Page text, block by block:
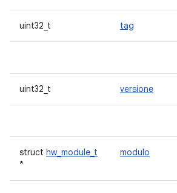
uint32_t tag
uint32_t versione
struct hw_module_t
*
modulo